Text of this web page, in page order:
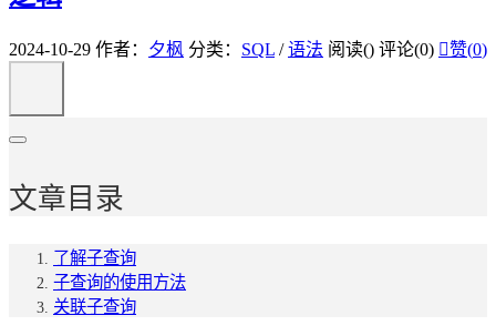
2024-10-29 作者： 夕枫 分类： SQL /语法 阅读() 评论(0) 赞(0)
文章目录
了解子查询
子查询的使用方法
关联子查询